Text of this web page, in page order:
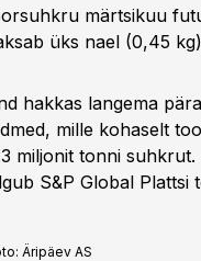
märtsikuu
üks nael (0,45
hakkas langema
mille kohaselt
miljonit tonni
S&P Global Plattsi
Äripäev AS